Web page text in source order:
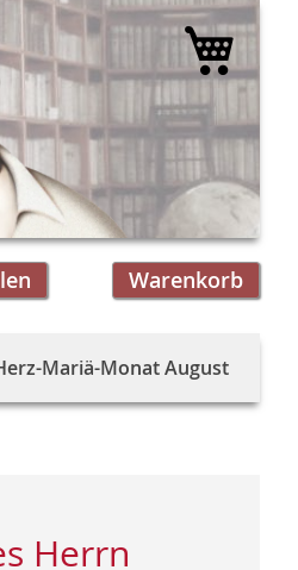
Warenkorb
Mein
Mariä-Monat August
Herrn